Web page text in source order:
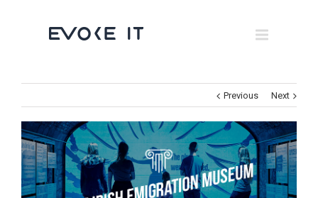
×
Museums
Corporate
All
Previous Next